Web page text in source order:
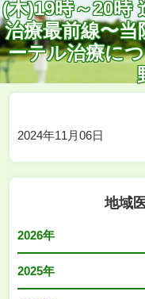
(木)19時～20時
治療最前線〜
ーテル治療に
2024年11月06日
地域
2026年
2025年